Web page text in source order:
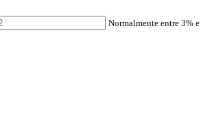
Normalmente entre 3%